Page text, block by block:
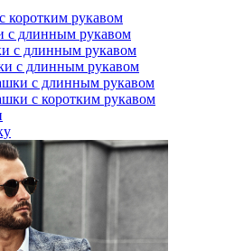
коротким рукавом
с длинным рукавом
с длинным рукавом
с длинным рукавом
с длинным рукавом
с коротким рукавом